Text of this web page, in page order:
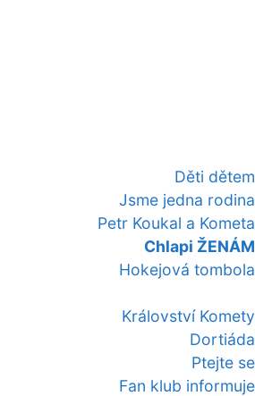
Děti dětem
Jsme jedna rodina
Petr Koukal a Kometa
Chlapi ŽENÁM
Hokejová tombola
Království Komety
Dortiáda
Ptejte se
Fan klub informuje